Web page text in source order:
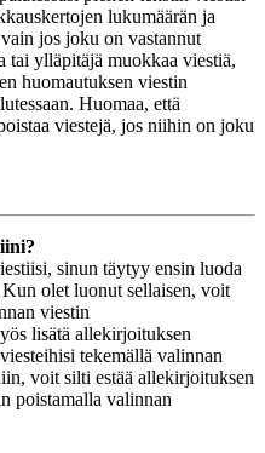
lukumäärän ja
jos joku on vastannut
tai ylläpitäjä muokkaa viestiä,
huomautuksen viestin
Huomaa, että
viestejä, jos niihin on joku
sinun täytyy ensin luoda
Kun olet luonut sellaisen, voit
viestin
lisätä allekirjoituksen
tekemällä valinnan
voit silti estää allekirjoituksen
poistamalla valinnan